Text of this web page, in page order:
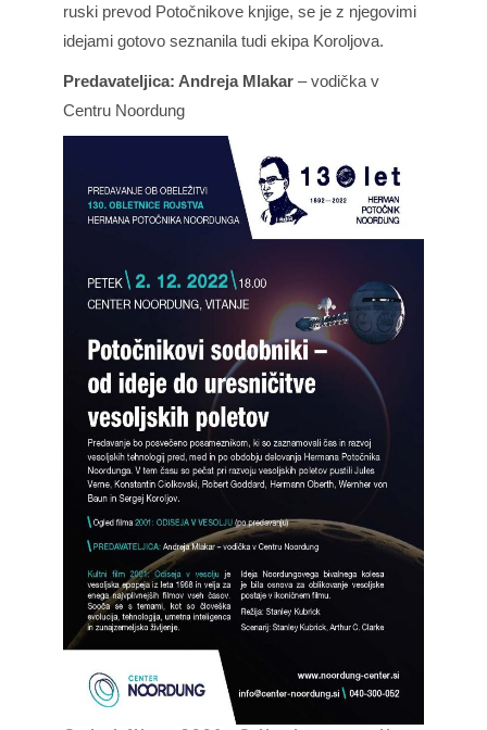
ruski prevod Potočnikove knjige, se je z njegovimi
idejami gotovo seznanila tudi ekipa Koroljova.
Predavateljica: Andreja Mlakar – vodička v
Centru Noordung